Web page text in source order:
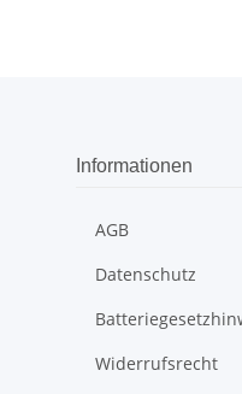
Informationen
AGB
Datenschutz
Widerrufsrecht